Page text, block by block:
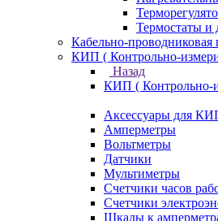
Термостаты и
Кабельно-проводниковая
КИП ( Контрольно-
Назад
КИП ( Контрольно-
Аксессуары для
Амперметры
Вольтметры
Датчики
Мультиметры
Счетчики часов
Счетчики
Шкалы к